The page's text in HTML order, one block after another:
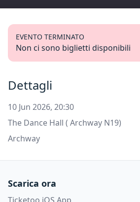
EVENTO TERMINATO
Non ci sono biglietti disponibili
Dettagli
10 Jun 2026, 20:30
The Dance Hall ( Archway N19)
Archway
Scarica ora